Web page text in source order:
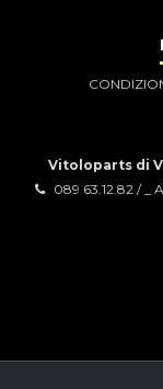
Vitoloparts di
089 63.12.82 / _